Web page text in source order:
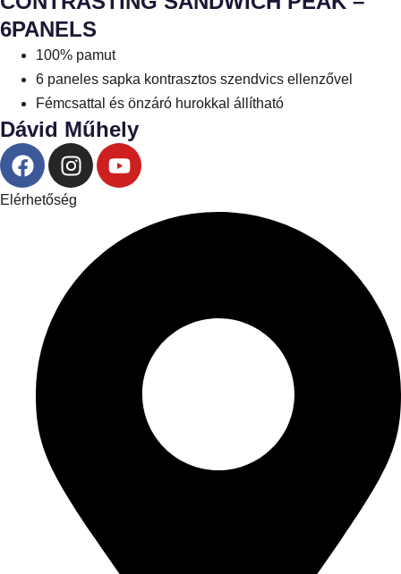
6PANELS
100% pamut
6 paneles sapka kontrasztos szendvics ellenzővel
Fémcsattal és önzáró hurokkal állítható
Dávid Műhely
Elérhetőség